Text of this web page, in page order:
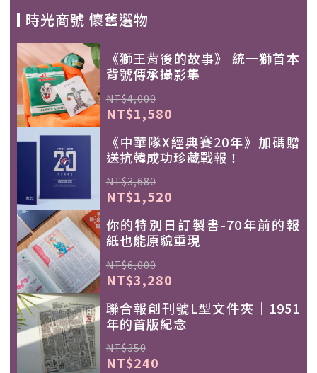
時光商號 懷舊選物
《獅王背後的故事》 統一獅首本
背號傳承攝影集
NT$4,000
NT$1,580
《中華隊X經典賽20年》加碼贈
送抗韓成功珍藏戰報！
NT$3,680
NT$1,520
你的特別日訂製書-70年前的報
紙也能原貌重現
NT$6,000
NT$3,280
聯合報創刊號L型文件夾｜1951
年的首版紀念
NT$350
NT$240